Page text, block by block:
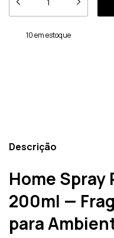
10em estoque
Descrição
Home Spray
200ml —
para